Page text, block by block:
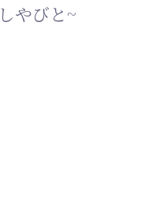
やびと~